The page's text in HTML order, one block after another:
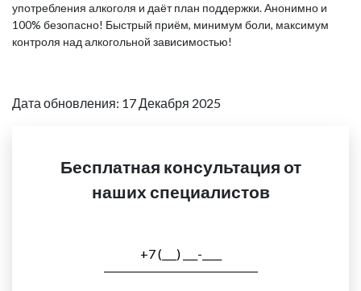
употребления алкоголя и даёт план поддержки. Анонимно и
100% безопасно! Быстрый приём, минимум боли, максимум
контроля над алкогольной зависимостью!
Дата обновления: 17 Декабря 2025
Бесплатная консультация от
наших специалистов